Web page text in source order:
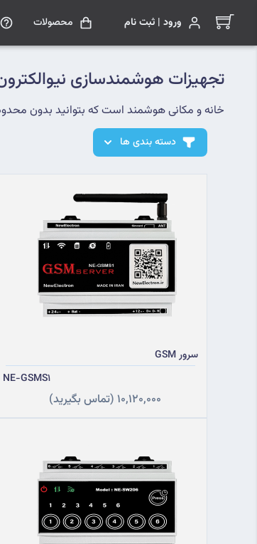
ورود | ثبت نام محصولات
تجهیزات هوشمندسازی
خانه و مکانی هوشمند است که بتوانید بدون
دسته بندی ها
سرور GSM
NE-GSMS1
10,120,000 (تماس بگیرید)